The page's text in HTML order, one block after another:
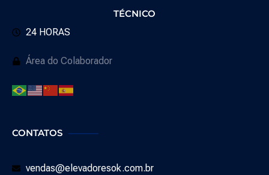
TÉCNICO
24 HORAS
Área do Colaborador
CONTATOS
vendas@elevadoresok.com.br